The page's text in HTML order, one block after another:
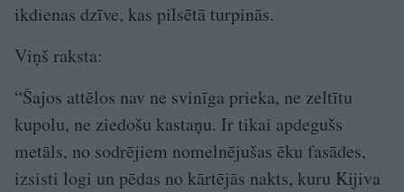
ikdienas dzīve, kas pilsētā turpinās.
Viņš raksta:
“Šajos attēlos nav ne svinīga prieka, ne zeltītu
kupolu, ne ziedošu kastaņu. Ir tikai apdegušs
metāls, no sodrējiem nomelnējušas ēku fasādes,
izsisti logi un pēdas no kārtējās nakts, kuru Kijiva